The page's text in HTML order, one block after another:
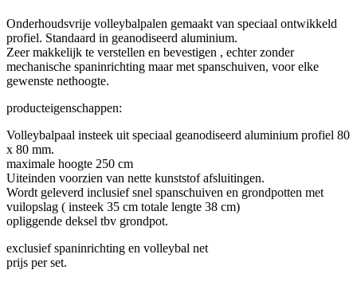
Onderhoudsvrije volleybalpalen gemaakt van speciaal ontwikkeld
profiel. Standaard in geanodiseerd aluminium.
Zeer makkelijk te verstellen en bevestigen , echter zonder
mechanische spaninrichting maar met spanschuiven, voor elke
gewenste nethoogte.
producteigenschappen:
Volleybalpaal insteek uit speciaal geanodiseerd aluminium profiel 80
x 80 mm.
maximale hoogte 250 cm
Uiteinden voorzien van nette kunststof afsluitingen.
Wordt geleverd inclusief snel spanschuiven en grondpotten met
vuilopslag ( insteek 35 cm totale lengte 38 cm)
opliggende deksel tbv grondpot.
exclusief spaninrichting en volleybal net
prijs per set.